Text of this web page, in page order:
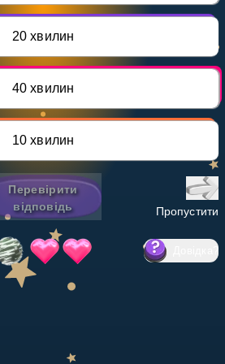
Invite a Friend
20 хвилин
40 хвилин
10 хвилин
Перевірити
відповідь
Пропустити
?